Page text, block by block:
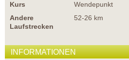
Kurs
Wendepunkt
Andere
Laufstrecken
52-26 km
INFORMATIONEN